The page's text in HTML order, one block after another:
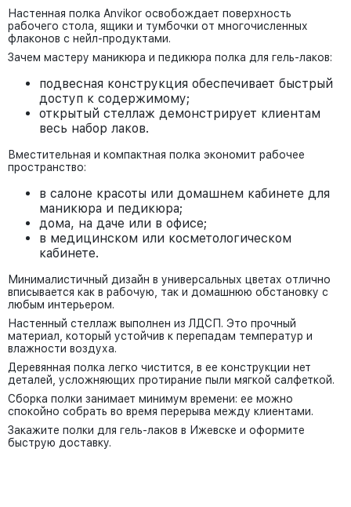
Настенная полка Anvikor освобождает поверхность
рабочего стола, ящики и тумбочки от многочисленных
флаконов с нейл-продуктами.
Зачем мастеру маникюра и педикюра полка для гель-лаков:
подвесная конструкция обеспечивает быстрый
доступ к содержимому;
открытый стеллаж демонстрирует клиентам
весь набор лаков.
Вместительная и компактная полка экономит рабочее
пространство:
в салоне красоты или домашнем кабинете для
маникюра и педикюра;
дома, на даче или в офисе;
в медицинском или косметологическом
кабинете.
Минималистичный дизайн в универсальных цветах отлично
вписывается как в рабочую, так и домашнюю обстановку с
любым интерьером.
Настенный стеллаж выполнен из ЛДСП. Это прочный
материал, который устойчив к перепадам температур и
влажности воздуха.
Деревянная полка легко чистится, в ее конструкции нет
деталей, усложняющих протирание пыли мягкой салфеткой.
Сборка полки занимает минимум времени: ее можно
спокойно собрать во время перерыва между клиентами.
Закажите полки для гель-лаков в Ижевске и оформите
быструю доставку.